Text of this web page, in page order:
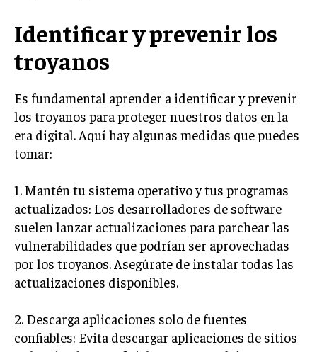
Identificar y prevenir los
troyanos
Es fundamental aprender a identificar y prevenir
los troyanos para proteger nuestros datos en la
era digital. Aquí hay algunas medidas que puedes
tomar:
1. Mantén tu sistema operativo y tus programas
actualizados: Los desarrolladores de software
suelen lanzar actualizaciones para parchear las
vulnerabilidades que podrían ser aprovechadas
por los troyanos. Asegúrate de instalar todas las
actualizaciones disponibles.
2. Descarga aplicaciones solo de fuentes
confiables: Evita descargar aplicaciones de sitios